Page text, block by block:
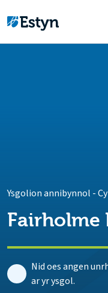
Ysgolion annibynnol -
Fairholme
Nid oes angen
ar yr ysgol.